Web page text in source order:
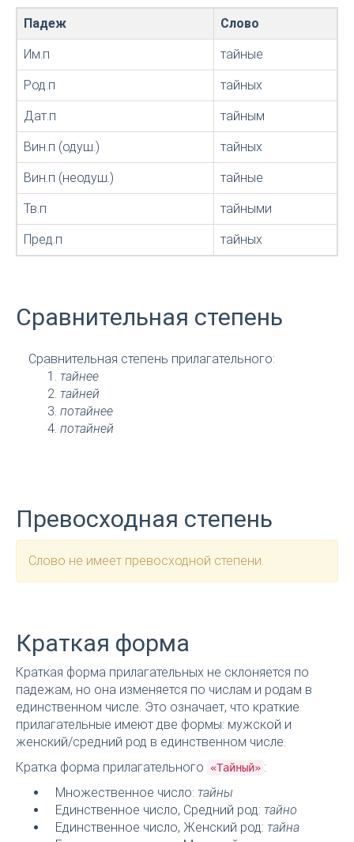
Падеж Слово
Им.п тайные
Род.п тайных
Дат.п тайным
Вин.п (одуш.) тайных
Вин.п (неодуш.) тайные
Тв.п тайными
Пред.п тайных
Сравнительная степень
Сравнительная степень прилагательного:
тайнее
тайней
потайнее
потайней
Превосходная степень
Слово не имеет превосходной степени.
Краткая форма
Краткая форма прилагательных не склоняется по
падежам, но она изменяется по числам и родам в
единственном числе. Это означает, что краткие
прилагательные имеют две формы: мужской и
женский/средний род в единственном числе.
Кратка форма прилагательного
«Тайный» :
Множественное число: тайны
Единственное число, Средний род: тайно
Единственное число, Женский род: тайна